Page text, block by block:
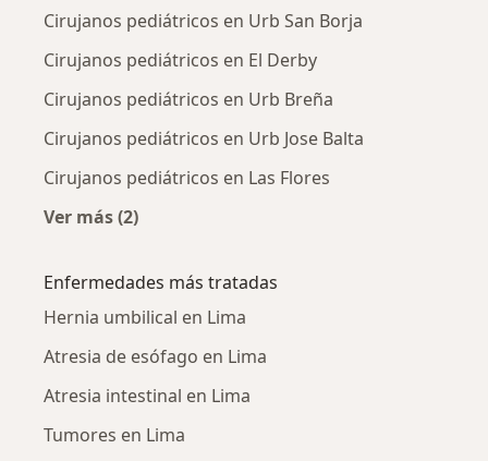
Cirujanos pediátricos en Urb San Borja
Cirujanos pediátricos en El Derby
Cirujanos pediátricos en Urb Breña
Cirujanos pediátricos en Urb Jose Balta
Cirujanos pediátricos en Las Flores
Ver más (2)
Enfermedades más tratadas
Hernia umbilical en Lima
Atresia de esófago en Lima
Atresia intestinal en Lima
Tumores en Lima